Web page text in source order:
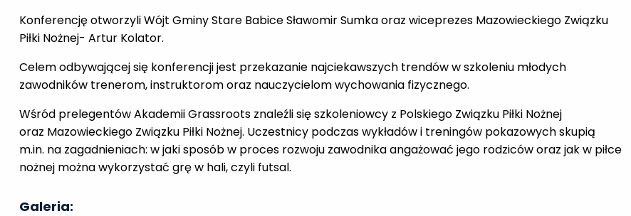
Konferencję otworzyli Wójt Gminy Stare Babice Sławomir Sumka oraz wiceprezes Mazowieckiego Związku
Piłki Nożnej- Artur Kolator.
Celem odbywającej się konferencji jest przekazanie najciekawszych trendów w szkoleniu młodych
zawodników trenerom, instruktorom oraz nauczycielom wychowania fizycznego.
Wśród prelegentów Akademii Grassroots znaleźli się szkoleniowcy z Polskiego Związku Piłki Nożnej
oraz Mazowieckiego Związku Piłki Nożnej. Uczestnicy podczas wykładów i treningów pokazowych skupią
m.in. na zagadnieniach: w jaki sposób w proces rozwoju zawodnika angażować jego rodziców oraz jak w piłce
nożnej można wykorzystać grę w hali, czyli futsal.
Galeria: